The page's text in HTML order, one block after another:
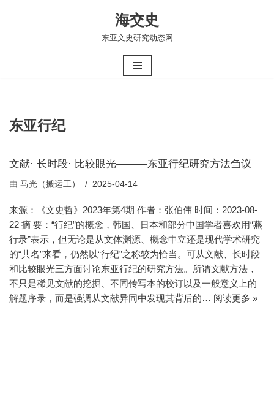
海交史
东亚文史研究动态网
东亚行纪
文献· 长时段· 比较眼光———东亚行纪研究方法刍议
由 马光（搬运工） 2025-04-14
来源：《文史哲》2023年第4期 作者：张伯伟 时间：2023-08-
22 摘 要：“行纪”的概念，韩国、日本和部分中国学者喜欢用“燕
行录”表示，但无论是从文体渊源、概念中立还是现代学术研究
的“共名”来看，仍然以“行纪”之称较为恰当。可从文献、长时段
和比较眼光三方面讨论东亚行纪的研究方法。所谓文献方法，
不只是稀见文献的挖掘、不同传写本的校订以及一般意义上的
解题序录，而是强调从文献异同中发现其背后的… 阅读更多 »